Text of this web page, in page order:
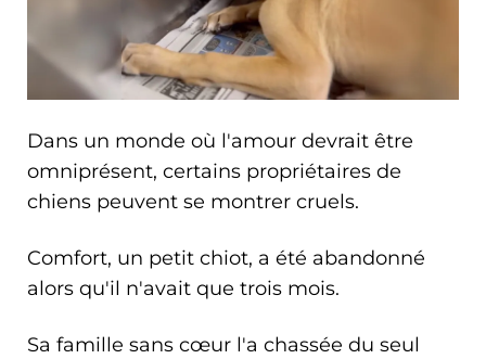
Dans un monde où l'amour devrait être
omniprésent, certains propriétaires de
chiens peuvent se montrer cruels.
Comfort, un petit chiot, a été abandonné
alors qu'il n'avait que trois mois.
Sa famille sans cœur l'a chassée du seul